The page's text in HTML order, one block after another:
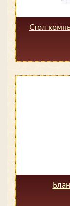
Стол